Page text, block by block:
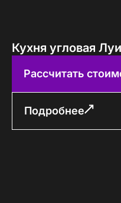
Кухня угловая
Рассчитать
Подробнее